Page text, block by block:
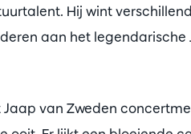
Hij wint
aan het legendarische
van Zweden